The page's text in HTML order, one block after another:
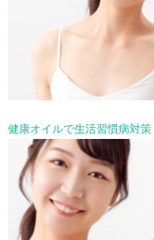
健康オイルで生活習慣病対